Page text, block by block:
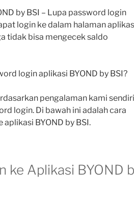
by BSI – Lupa password login
login ke dalam halaman
tidak bisa mengecek saldo
login aplikasi BYOND by BSI?
pengalaman kami sendiri
login. Di bawah ini adalah cara
BYOND by BSI.
ke Aplikasi BYOND